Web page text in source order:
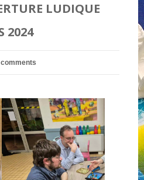
LUDIQUE
2024
comments